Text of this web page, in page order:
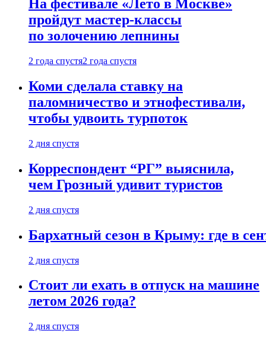
На фестивале «Лето в Москве»
пройдут мастер-классы
по золочению лепнины
2 года спустя2 года спустя
Коми сделала ставку на
паломничество и этнофестивали,
чтобы удвоить турпоток
2 дня спустя
Корреспондент “РГ” выяснила,
чем Грозный удивит туристов
2 дня спустя
Бархатный сезон в Крыму: где в
2 дня спустя
Стоит ли ехать в отпуск на машине
летом 2026 года?
2 дня спустя